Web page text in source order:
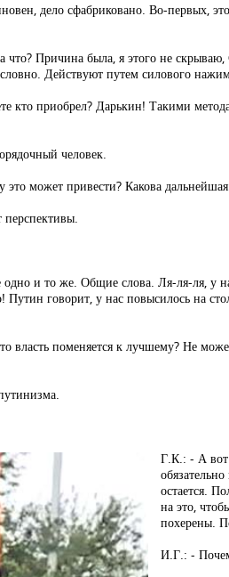
дело сфабриковано. Во-первых,
Причина была, я этого не
Действуют путем силового
приобрел? Дарькин! Такими
человек.
может привести? Какова дальнейшая
и то же. Общие слова. Ля-ля-ля, у
Путин говорит, у нас повысилось на
власть поменяется к лучшему? Не
Г.К.: - А вот
остается.
на это,
похерены.
И.Г.: -